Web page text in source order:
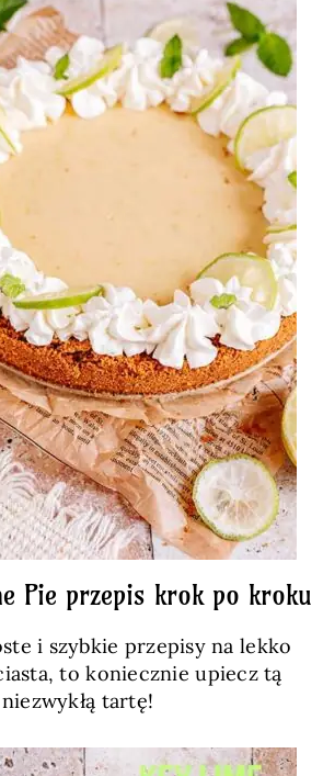
Pie przepis krok po kroku
i szybkie przepisy na lekko
to koniecznie upiecz tą
niezwykłą tartę!